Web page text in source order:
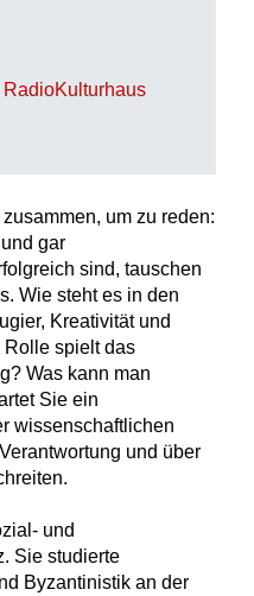
RadioKulturhaus
um zu reden:
gar
sind, tauschen
Wie steht es in den
Kreativität und
Rolle spielt das
Was kann man
Sie ein
wissenschaftlichen
und über
und
Sie studierte
Byzantinistik an der